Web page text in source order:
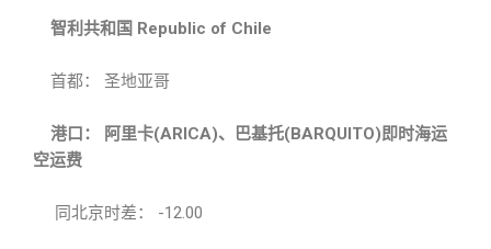
智利共和国 Republic of Chile
首都： 圣地亚哥
港口： 阿里卡(ARICA)、巴基托(BARQUITO)即时海运
空运费
同北京时差： -12.00